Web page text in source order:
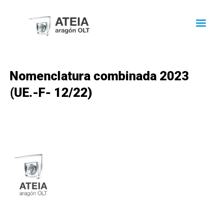
Nomenclatura combinada 2023
(UE.-F- 12/22)